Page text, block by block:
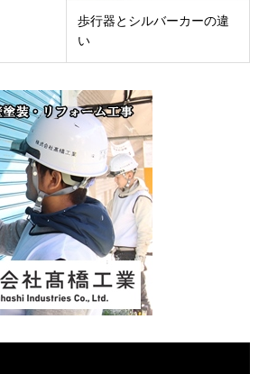
歩行器とシルバーカーの違
い